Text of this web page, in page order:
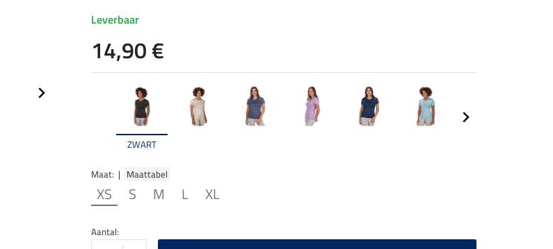
ZWART
Maat: | Maattabel
XS S M L XL
Leverbaar
14,90 €
Aantal: